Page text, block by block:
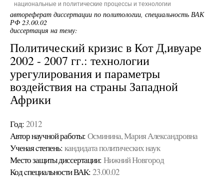
национальные и политические процессы и технологии
автореферат диссертации по политологии, специальность ВАК
РФ 23.00.02
диссертация на тему:
Политический кризис в Кот Д,ивуаре
2002 - 2007 гг.: технологии
урегулирования и параметры
воздействия на страны Западной
Африки
Год: 2012
Автор научной работы: Осминина, Мария Александровна
Ученая cтепень: кандидата политических наук
Место защиты диссертации: Нижний Новгород
Код cпециальности ВАК: 23.00.02